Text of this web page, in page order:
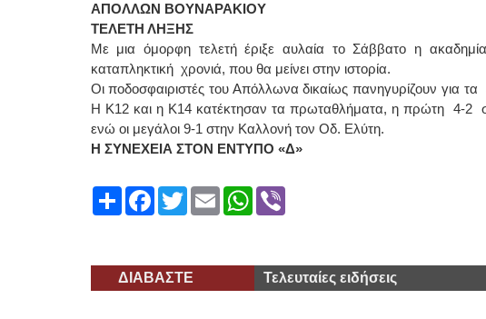
ΑΠΟΛΛΩΝ ΒΟΥΝΑΡΑΚΙΟΥ
ΤΕΛΕΤΗ ΛΗΞΗΣ
Με μια όμορφη τελετή έριξε αυλαία το Σάββατο η
καταπληκτική χρονιά, που θα μείνει στην ιστορία.
Οι ποδοσφαιριστές του Απόλλωνα δικαίως πανηγυρίζουν για
Η Κ12 και η Κ14 κατέκτησαν τα πρωταθλήματα, η πρώτη 4-2
ενώ οι μεγάλοι 9-1 στην Καλλονή τον Οδ. Ελύτη.
Η ΣΥΝΕΧΕΙΑ ΣΤΟΝ ΕΝΤΥΠΟ «Δ»
ShareFacebook
TwitterEmailWhatsApp
Viber
ΔΙΑΒΑΣΤΕ Τελευταίες ειδήσεις